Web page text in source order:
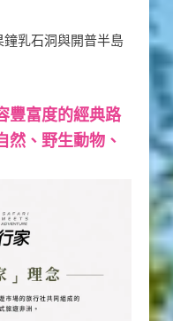
乳石洞與開普半島
豐富度的經典路
然、野生動物、